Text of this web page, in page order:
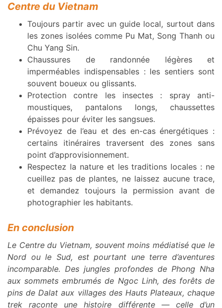
Centre du Vietnam
Toujours partir avec un guide local, surtout dans
les zones isolées comme Pu Mat, Song Thanh ou
Chu Yang Sin.
Chaussures de randonnée légères et
imperméables indispensables : les sentiers sont
souvent boueux ou glissants.
Protection contre les insectes : spray anti-
moustiques, pantalons longs, chaussettes
épaisses pour éviter les sangsues.
Prévoyez de l’eau et des en-cas énergétiques :
certains itinéraires traversent des zones sans
point d’approvisionnement.
Respectez la nature et les traditions locales : ne
cueillez pas de plantes, ne laissez aucune trace,
et demandez toujours la permission avant de
photographier les habitants.
En conclusion
Le Centre du Vietnam, souvent moins médiatisé que le
Nord ou le Sud, est pourtant une terre d’aventures
incomparable. Des jungles profondes de Phong Nha
aux sommets embrumés de Ngoc Linh, des forêts de
pins de Dalat aux villages des Hauts Plateaux, chaque
trek raconte une histoire différente — celle d’un